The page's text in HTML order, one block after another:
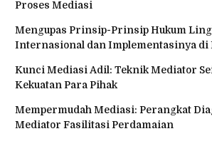
Proses Mediasi
Mengupas Prinsip-Prinsip Hukum
Internasional dan Implementasinya di
Kunci Mediasi Adil: Teknik Mediator
Kekuatan Para Pihak
Mempermudah Mediasi: Perangkat
Mediator Fasilitasi Perdamaian